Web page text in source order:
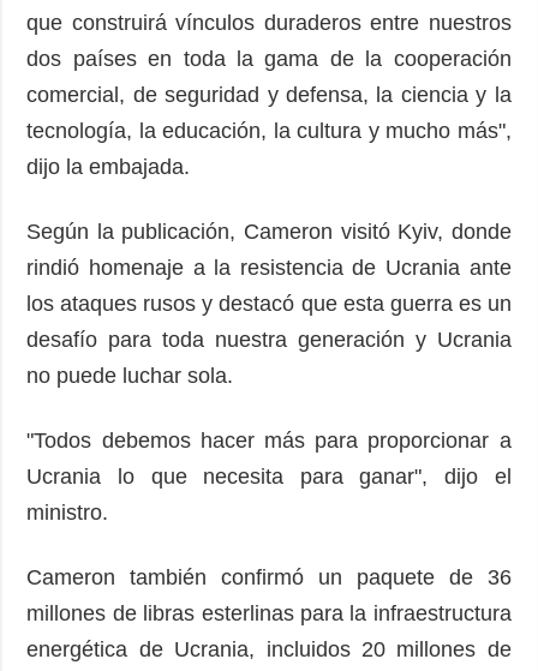
que construirá vínculos duraderos entre nuestros
dos países en toda la gama de la cooperación
comercial, de seguridad y defensa, la ciencia y la
tecnología, la educación, la cultura y mucho más",
dijo la embajada.
Según la publicación, Cameron visitó Kyiv, donde
rindió homenaje a la resistencia de Ucrania ante
los ataques rusos y destacó que esta guerra es un
desafío para toda nuestra generación y Ucrania
no puede luchar sola.
"Todos debemos hacer más para proporcionar a
Ucrania lo que necesita para ganar", dijo el
ministro.
Cameron también confirmó un paquete de 36
millones de libras esterlinas para la infraestructura
energética de Ucrania, incluidos 20 millones de